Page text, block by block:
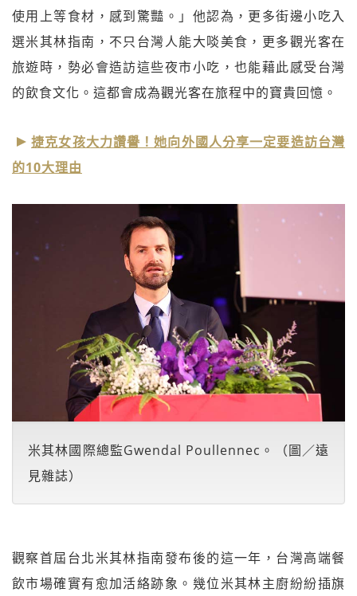
使用上等食材，感到驚豔。」他認為，更多街邊小吃入
選米其林指南，不只台灣人能大啖美食，更多觀光客在
旅遊時，勢必會造訪這些夜市小吃，也能藉此感受台灣
的飲食文化。這都會成為觀光客在旅程中的寶貴回憶。
捷克女孩大力讚譽！她向外國人分享一定要造訪台灣
的10大理由
米其林國際總監Gwendal Poullennec。（圖／遠
見雜誌）
觀察首屆台北米其林指南發布後的這一年，台灣高端餐
飲市場確實有愈加活絡跡象。幾位米其林主廚紛紛插旗